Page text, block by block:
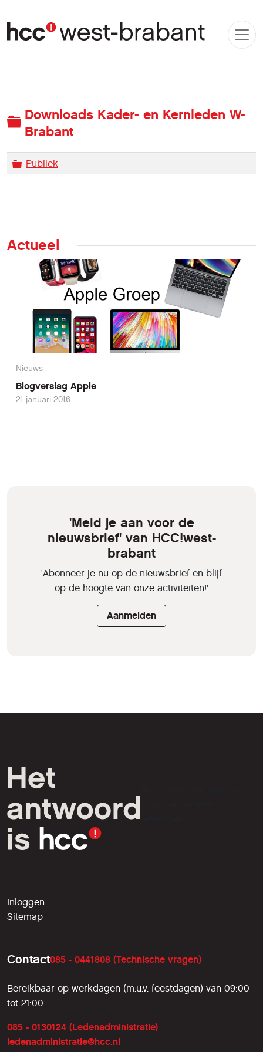
Map
Downloads Kader- en Kernleden W-
Brabant
Map
Publiek
Actueel
Nieuws
Blogverslag Apple
21 januari 2016
'Meld je aan voor de
nieuwsbrief' van HCC!west-
brabant
'Abonneer je nu op de nieuwsbrief en blijf
op de hoogte van onze activiteiten!'
Aanmelden
liefhebbers.
Inloggen
Sitemap
Contact085 - 0441808 (Technische vragen)
Bereikbaar op werkdagen (m.u.v. feestdagen) van 09:00
tot 21:00
085 - 0130124 (Ledenadministratie)
ledenadministratie@hcc.nl